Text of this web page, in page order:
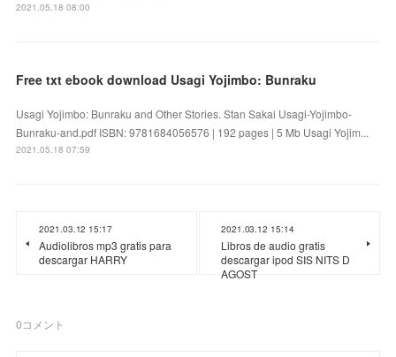
2021.05.18 08:00
Free txt ebook download Usagi Yojimbo: Bunraku
Usagi Yojimbo: Bunraku and Other Stories. Stan Sakai Usagi-Yojimbo-
Bunraku-and.pdf ISBN: 9781684056576 | 192 pages | 5 Mb Usagi Yojim...
2021.05.18 07:59
2021.03.12 15:17
Audiolibros mp3 gratis para
descargar HARRY
2021.03.12 15:14
Libros de audio gratis
descargar ipod SIS NITS D
AGOST
0コメント